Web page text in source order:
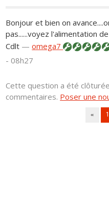
Bonjour et bien on
pas......voyez l'alimentation
Cdlt —omega7
- 08h27
Cette question a été
commentaires. Poser une
« 1